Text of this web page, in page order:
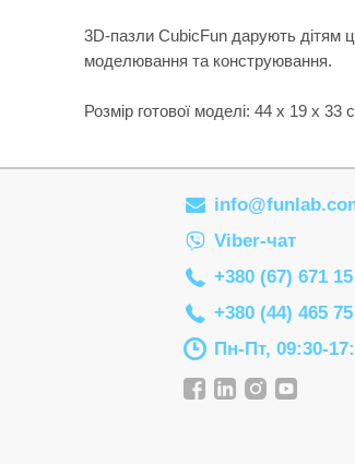
3D-пазли CubicFun дарують дітям
моделювання та конструювання.
Розмір готової моделі: 44 х 19 х 33
Viber-чат
+380 (67) 671
+380 (44) 465
Пн-Пт, 09:30-